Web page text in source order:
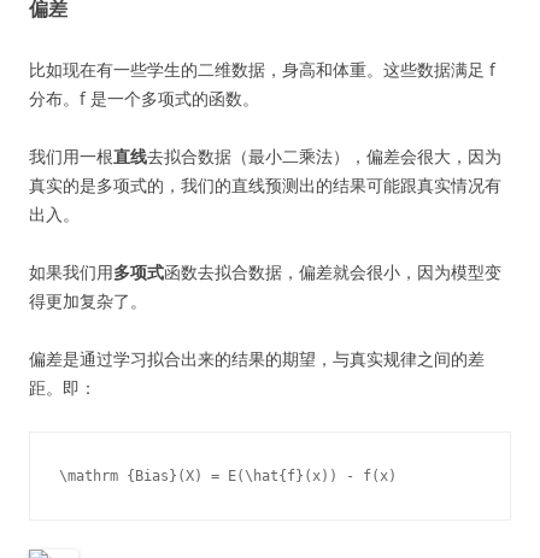
偏差
比如现在有一些学生的二维数据，身高和体重。这些数据满足 f
分布。f 是一个多项式的函数。
我们用一根直线去拟合数据（最小二乘法），偏差会很大，因为
真实的是多项式的，我们的直线预测出的结果可能跟真实情况有
出入。
如果我们用多项式函数去拟合数据，偏差就会很小，因为模型变
得更加复杂了。
偏差是通过学习拟合出来的结果的期望，与真实规律之间的差
距。即：
\mathrm {Bias}(X) = E(\hat{f}(x)) - f(x)